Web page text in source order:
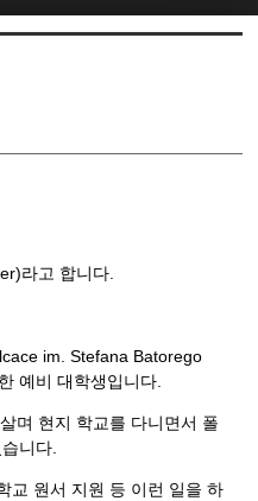
라고 합니다.
im. Stefana Batorego
예비 대학생입니다.
며 현지 학교를 다니면서 폴
니다.
교 원서 지원 등 이런 일을 하